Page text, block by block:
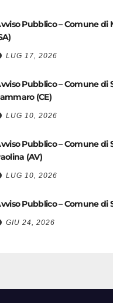
Pubblico – Comune di
LUG 17, 2026
Pubblico – Comune di
(CE)
LUG 10, 2026
Pubblico – Comune di
(AV)
LUG 10, 2026
Pubblico – Comune di
GIU 24, 2026